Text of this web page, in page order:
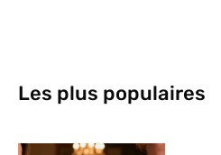
Les plus populaires